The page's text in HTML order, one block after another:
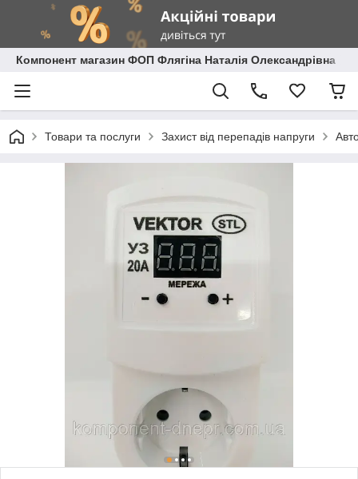
Компонент магазин ФОП Флягіна Наталія Олександрівна
Товари та послуги Захист від перепадів напруги